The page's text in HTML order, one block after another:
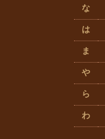
な
は
ま
や
ら
わ